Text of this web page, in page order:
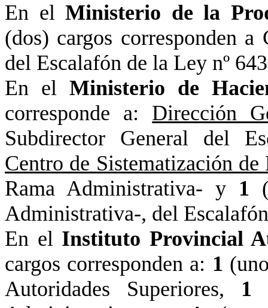
En elMinisterio dela
(dos) cargos corresponden
del Escalafón de la Ley nº
En elMinisterio de
corresponde a: Dirección
Subdirector General del
Centro de Sistematización de
Rama Administrativa- y 1
Administrativa-, del
En el Instituto Provincial
cargos corresponden a: 1
Autoridades Superiores, 1